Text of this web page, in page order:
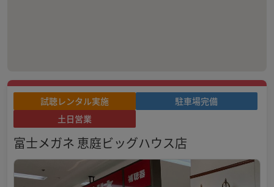
試聴レンタル実施
駐車場完備
土日営業
富士メガネ 恵庭ビッグハウス店